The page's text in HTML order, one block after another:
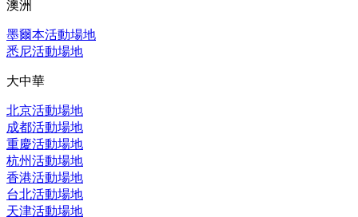
澳洲
墨爾本活動場地
悉尼活動場地
大中華
北京活動場地
成都活動場地
重慶活動場地
杭州活動場地
香港活動場地
台北活動場地
天津活動場地